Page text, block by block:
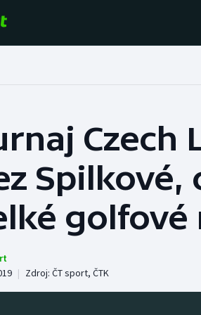
Baseball a softbal
Basketbal
Biatlon
Czech
Spilkové,
golfové
| Zdroj: ČT sport, ČTK